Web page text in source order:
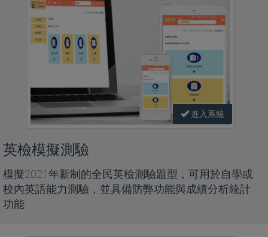
進入系統
英檢模擬測驗
模擬2021年新制的全民英檢測驗題型，可用於自學或
校內英語能力測驗，並具備防弊功能與成績分析統計
功能